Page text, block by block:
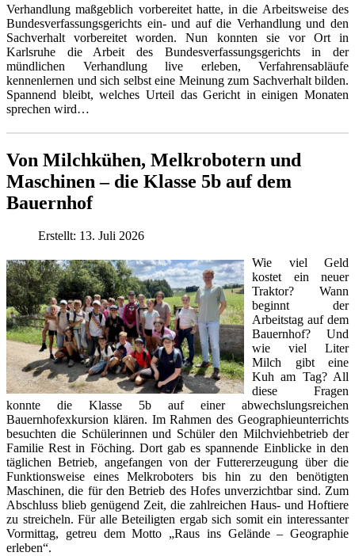
Verhandlung maßgeblich vorbereitet hatte, in die Arbeitsweise des
Bundesverfassungsgerichts ein- und auf die Verhandlung und den
Sachverhalt vorbereitet worden. Nun konnten sie vor Ort in
Karlsruhe die Arbeit des Bundesverfassungsgerichts in der
mündlichen Verhandlung live erleben, Verfahrensabläufe
kennenlernen und sich selbst eine Meinung zum Sachverhalt bilden.
Spannend bleibt, welches Urteil das Gericht in einigen Monaten
sprechen wird…
Von Milchkühen, Melkrobotern und
Maschinen – die Klasse 5b auf dem
Bauernhof
Erstellt: 13. Juli 2026
Wie viel Geld
kostet ein neuer
Traktor? Wann
beginnt der
Arbeitstag auf dem
Bauernhof? Und
wie viel Liter
Milch gibt eine
Kuh am Tag? All
diese Fragen
konnte die Klasse 5b auf einer abwechslungsreichen
Bauernhofexkursion klären. Im Rahmen des Geographieunterrichts
besuchten die Schülerinnen und Schüler den Milchviehbetrieb der
Familie Rest in Föching. Dort gab es spannende Einblicke in den
täglichen Betrieb, angefangen von der Futtererzeugung über die
Funktionsweise eines Melkroboters bis hin zu den benötigten
Maschinen, die für den Betrieb des Hofes unverzichtbar sind. Zum
Abschluss blieb genügend Zeit, die zahlreichen Haus- und Hoftiere
zu streicheln. Für alle Beteiligten ergab sich somit ein interessanter
Vormittag, getreu dem Motto „Raus ins Gelände – Geographie
erleben“.